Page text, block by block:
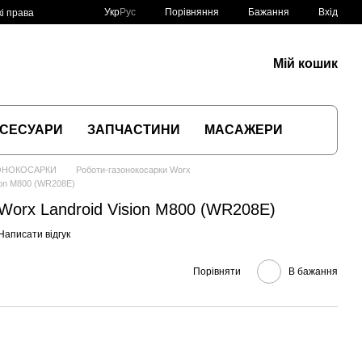
права
УкрРус Порівняння Бажання Вхід
Мій кошик
ЗАПЧАСТИНИ МАСАЖЕРИ
Роботи-газонокосарки Worx
M800 (WR208E)
Landroid Vision M800 (WR208E)
Написати відгук
Порівняти В бажання